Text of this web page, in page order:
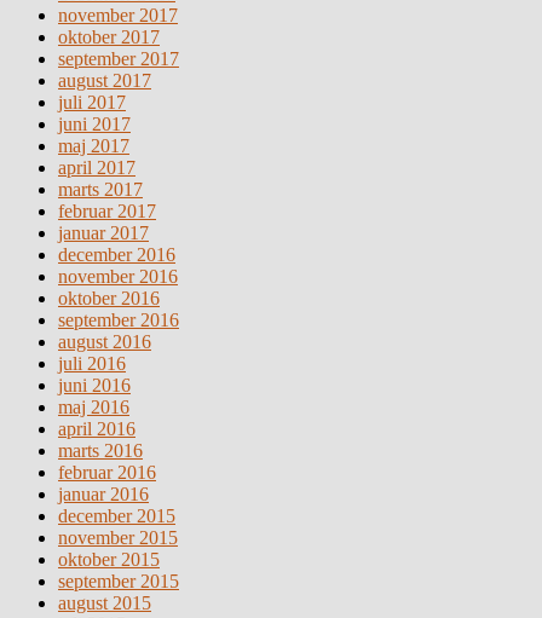
november 2017
oktober 2017
september 2017
august 2017
juli 2017
juni 2017
maj 2017
april 2017
marts 2017
februar 2017
januar 2017
december 2016
november 2016
oktober 2016
september 2016
august 2016
juli 2016
juni 2016
maj 2016
april 2016
marts 2016
februar 2016
januar 2016
december 2015
november 2015
oktober 2015
september 2015
august 2015